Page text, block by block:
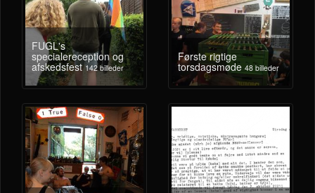
FUGL's
specialereception og
afskedsfest142 billeder
Første rigtige
torsdagsmøde 48 billeder